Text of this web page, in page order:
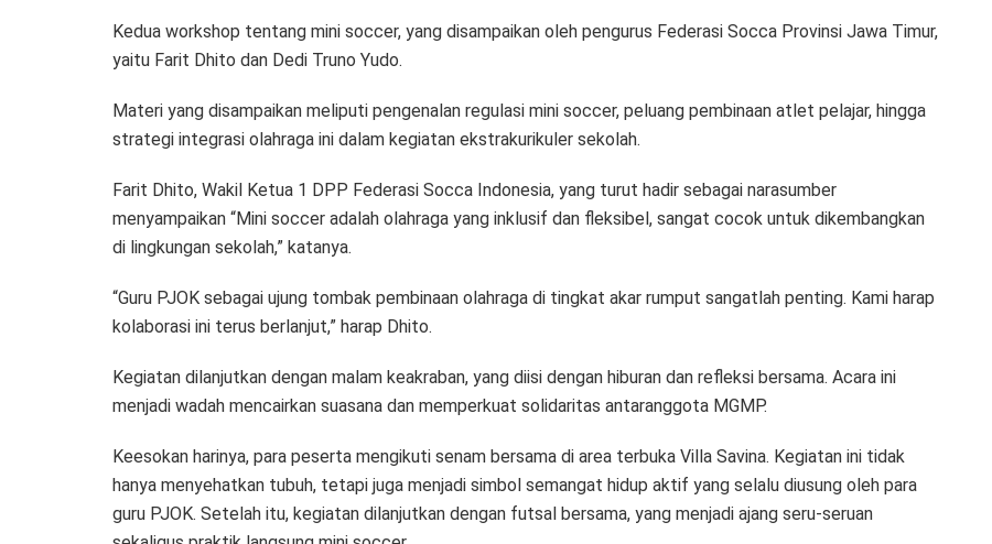
Kedua workshop tentang mini soccer, yang disampaikan oleh pengurus Federasi Socca Provinsi Jawa Timur,
yaitu Farit Dhito dan Dedi Truno Yudo.
Materi yang disampaikan meliputi pengenalan regulasi mini soccer, peluang pembinaan atlet pelajar, hingga
strategi integrasi olahraga ini dalam kegiatan ekstrakurikuler sekolah.
Farit Dhito, Wakil Ketua 1 DPP Federasi Socca Indonesia, yang turut hadir sebagai narasumber
menyampaikan “Mini soccer adalah olahraga yang inklusif dan fleksibel, sangat cocok untuk dikembangkan
di lingkungan sekolah,” katanya.
“Guru PJOK sebagai ujung tombak pembinaan olahraga di tingkat akar rumput sangatlah penting. Kami harap
kolaborasi ini terus berlanjut,” harap Dhito.
Kegiatan dilanjutkan dengan malam keakraban, yang diisi dengan hiburan dan refleksi bersama. Acara ini
menjadi wadah mencairkan suasana dan memperkuat solidaritas antaranggota MGMP.
Keesokan harinya, para peserta mengikuti senam bersama di area terbuka Villa Savina. Kegiatan ini tidak
hanya menyehatkan tubuh, tetapi juga menjadi simbol semangat hidup aktif yang selalu diusung oleh para
guru PJOK. Setelah itu, kegiatan dilanjutkan dengan futsal bersama, yang menjadi ajang seru-seruan